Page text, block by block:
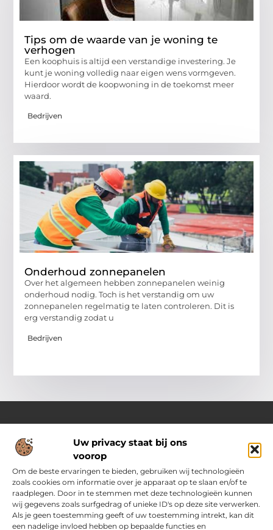
Uw privacy staat bij ons
voorop
Om de beste ervaringen te bieden, gebruiken wij technologieën
zoals cookies om informatie over je apparaat op te slaan en/of te
raadplegen. Door in te stemmen met deze technologieën kunnen
wij gegevens zoals surfgedrag of unieke ID's op deze site verwerken.
Als je geen toestemming geeft of uw toestemming intrekt, kan dit
een nadelige invloed hebben op bepaalde functies en
Tips om de waarde van je woning te
verhogen
Een koophuis is altijd een verstandige investering. Je
kunt je woning volledig naar eigen wens vormgeven.
Hierdoor wordt de koopwoning in de toekomst meer
waard.
Bedrijven
Onderhoud zonnepanelen
Over het algemeen hebben zonnepanelen weinig
onderhoud nodig. Toch is het verstandig om uw
zonnepanelen regelmatig te laten controleren. Dit is
erg verstandig zodat u
Bedrijven
Over Pass4sure.nl
Jouw bron voor slimme inzichten en praktische tips
Verken een gevarieerd aanbod aan blogs en artikelen die je
dagelijks ondersteunen met bruikbare adviezen, slimme
strategieën en verrassende perspectieven om het beste uit
jezelf.